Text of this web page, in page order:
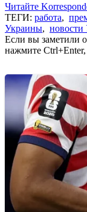
Читайте
ТЕГИ: работа,
Украины,
Если вы заметили
нажмите